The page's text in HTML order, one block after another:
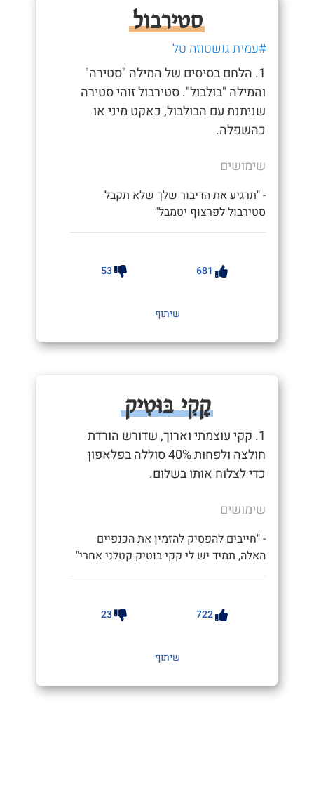
סטירבול
#עמית גושטוזה טל
1. הלחם בסיסים של המילה "סטירה"
והמילה "בולבול". סטירבול זוהי סטירה
שניתנת עם הבולבול, כאקט מיני או
כהשפלה.
שימושים
- "תרגיע את הדיבור שלך שלא תקבל
סטירבול לפרצוף יטמבל"
681
53
שיתוף
קָקִי בּוּטִיק
1. קקי עוצמתי וארוך, שדורש הורדת
חולצה ולפחות 40% סוללה בפלאפון
כדי לצלוח אותו בשלום.
שימושים
- "חייבים להפסיק להזמין את הכנפיים
האלה, תמיד יש לי קקי בוטיק קטלני אחרי"
722
23
שיתוף